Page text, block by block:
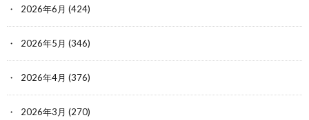
2026年6月 (424)
2026年5月 (346)
2026年4月 (376)
2026年3月 (270)